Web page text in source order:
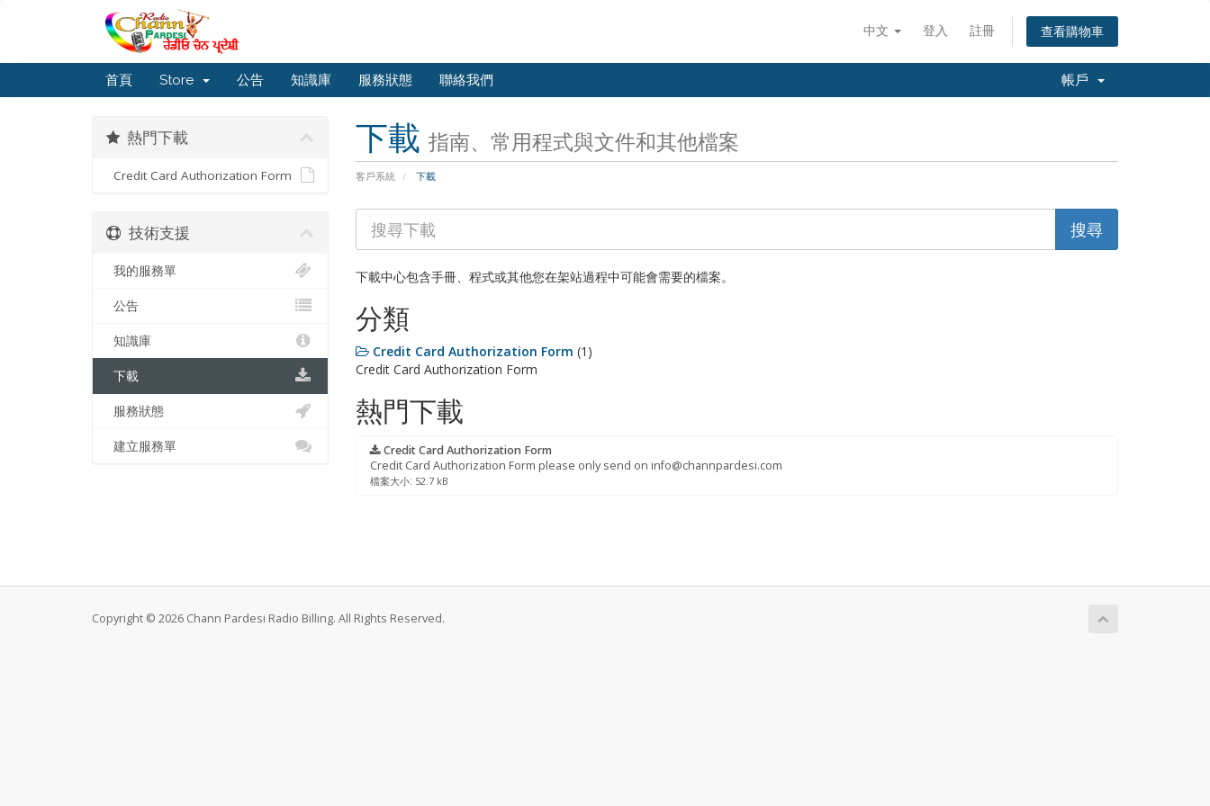
中文 登入 註冊 查看購物車
首頁 Store 公告 知識庫 服務狀態 聯絡我們 帳戶
下載 指南、常用程式與文件和其他檔案
客戶系統 下載
下載中心包含手冊、程式或其他您在架站過程中可能會需要的檔案。
分類
Credit Card Authorization Form (1)
Credit Card Authorization Form
熱門下載
Credit Card Authorization Form
Credit Card Authorization Form please only send on info@channpardesi.com
檔案大小: 52.7 kB
熱門下載
Credit Card Authorization Form
技術支援
我的服務單
公告
知識庫
下載
服務狀態
建立服務單
Copyright © 2026 Chann Pardesi Radio Billing. All Rights Reserved.